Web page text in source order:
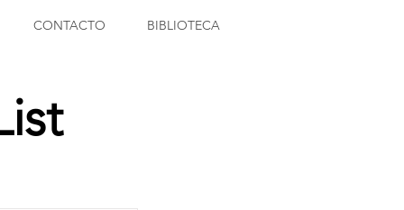
CONTACTO BIBLIOTECA